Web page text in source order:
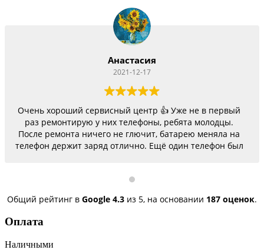
Анастасия
2021-12-17
Очень хороший сервисный центр 👍 Уже не в первый
раз ремонтирую у них телефоны, ребята молодцы.
После ремонта ничего не глючит, батарею меняла на
телефон держит заряд отлично. Ещё один телефон был
сегодня получила телефон, всё исправили, заряд
Общий рейтинг в Google 4.3 из 5, на основании 187 оценок.
Оплата
Наличными